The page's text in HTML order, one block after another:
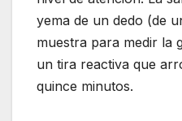
yema de un dedo (de
muestra para medir la
un tira reactiva que
quince minutos.